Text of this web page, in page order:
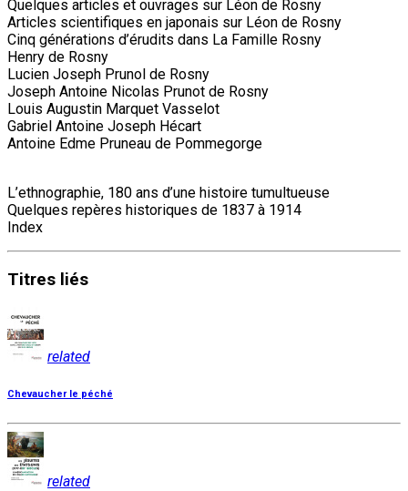
Quelques articles et ouvrages sur Léon de Rosny
Articles scientifiques en japonais sur Léon de Rosny
Cinq générations d’érudits dans La Famille Rosny
Henry de Rosny
Lucien Joseph Prunol de Rosny
Joseph Antoine Nicolas Prunot de Rosny
Louis Augustin Marquet Vasselot
Gabriel Antoine Joseph Hécart
Antoine Edme Pruneau de Pommegorge
L’ethnographie, 180 ans d’une histoire tumultueuse
Quelques repères historiques de 1837 à 1914
Index
Titres liés
related
Chevaucher le péché
related